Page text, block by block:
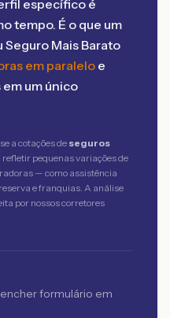
específico é
tempo. É o que um
Mais Barato
em paralelo e
um único
a cotações de seguros
refletir pequenas variações de
— como assistência
e franquias. A análise
por nossos corretores
formulário em